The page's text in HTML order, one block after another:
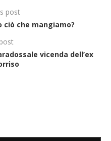
post
ciò che mangiamo?
vicenda dell’ex